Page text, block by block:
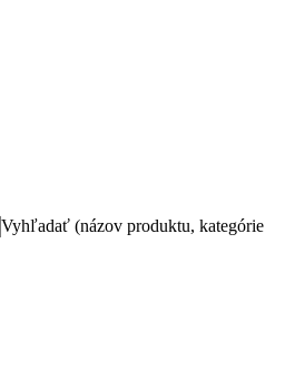
Vyhľadať (názov produktu, kategórie